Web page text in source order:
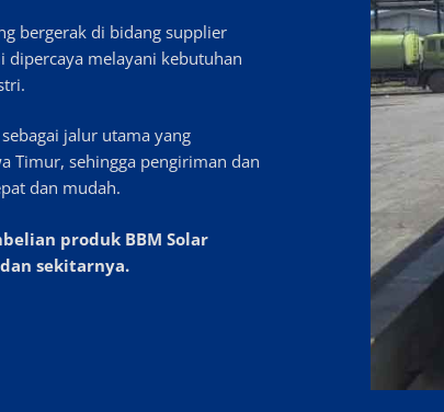
bergerak di bidang supplier
melayani kebutuhan
jalur utama yang
Timur, sehingga pengiriman dan
dan mudah.
produk BBM Solar
sekitarnya.